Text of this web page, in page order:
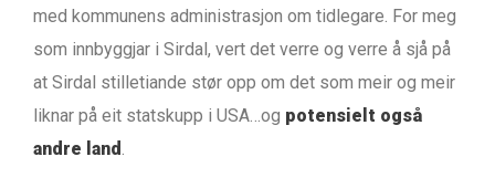
med kommunens administrasjon om tidlegare. For meg
som innbyggjar i Sirdal, vert det verre og verre å sjå på
at Sirdal stilletiande stør opp om det som meir og meir
liknar på eit statskupp i USA…og potensielt også
andre land.